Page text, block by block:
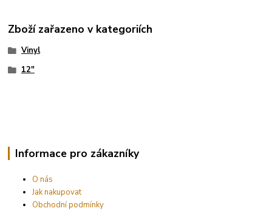
Zboží zařazeno v kategoriích
Vinyl
12"
Informace pro zákazníky
O nás
Jak nakupovat
Obchodní podmínky